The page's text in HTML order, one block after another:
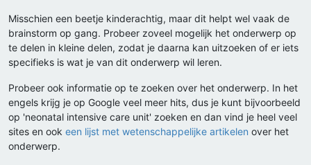
Misschien een beetje kinderachtig, maar dit helpt wel vaak de
brainstorm op gang. Probeer zoveel mogelijk het onderwerp op
te delen in kleine delen, zodat je daarna kan uitzoeken of er iets
specifieks is wat je van dit onderwerp wil leren.
Probeer ook informatie op te zoeken over het onderwerp. In het
engels krijg je op Google veel meer hits, dus je kunt bijvoorbeeld
op 'neonatal intensive care unit' zoeken en dan vind je heel veel
sites en ook een lijst met wetenschappelijke artikelen over het
onderwerp.